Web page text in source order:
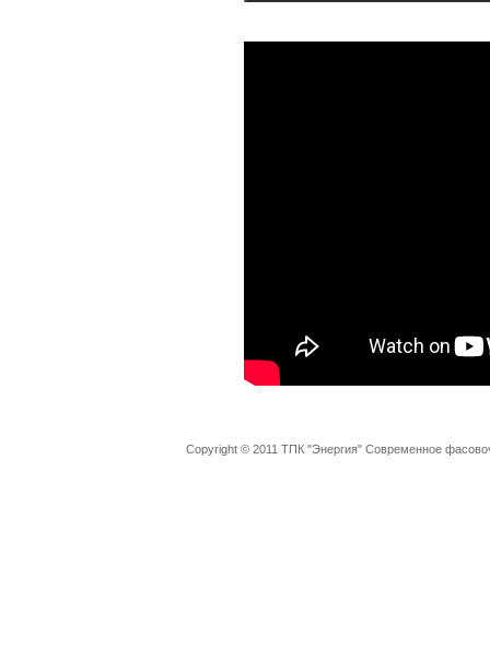
Copyright © 2011 ТПК "Энергия" Современное